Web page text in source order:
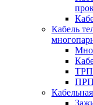
Кабель
ТРП